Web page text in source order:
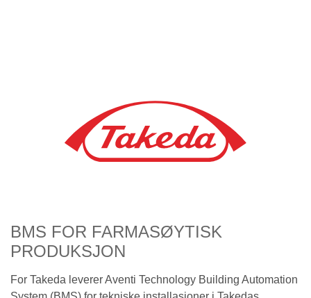
BMS FOR FARMASØYTISK
PRODUKSJON
For Takeda leverer Aventi Technology Building Automation